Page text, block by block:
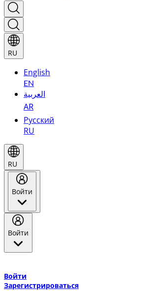
RU
English
EN
العربية
AR
Русский
RU
RU
Войти
Войти
Войти
Зарегистрироваться